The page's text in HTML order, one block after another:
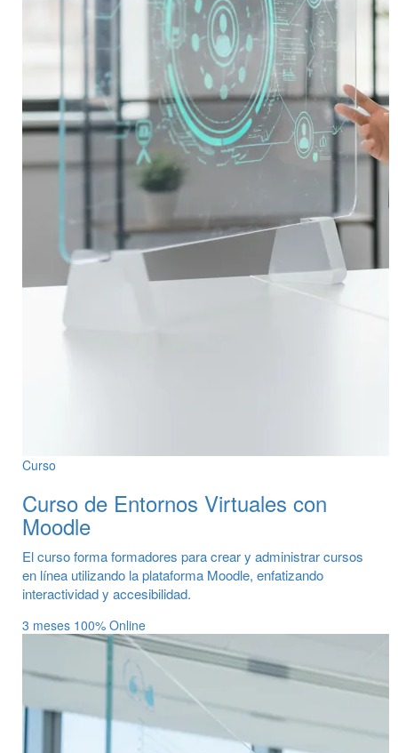
Curso
Curso de Entornos Virtuales con
Moodle
El curso forma formadores para crear y administrar cursos
en línea utilizando la plataforma Moodle, enfatizando
interactividad y accesibilidad.
3 meses 100% Online